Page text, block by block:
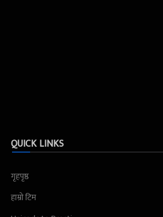
QUICK LINKS
गृहपृष्ठ
हाम्रो टिम